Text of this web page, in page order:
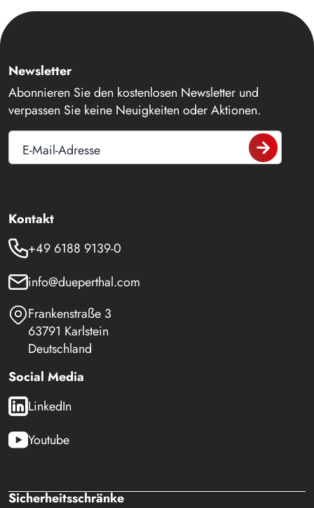
Newsletter
Abonnieren Sie den kostenlosen Newsletter und
verpassen Sie keine Neuigkeiten oder Aktionen.
E-Mail-Adresse
Kontakt
+49 6188 9139-0
info@dueperthal.com
Frankenstraße 3
63791 Karlstein
Deutschland
Social Media
LinkedIn
Youtube
Sicherheitsschränke